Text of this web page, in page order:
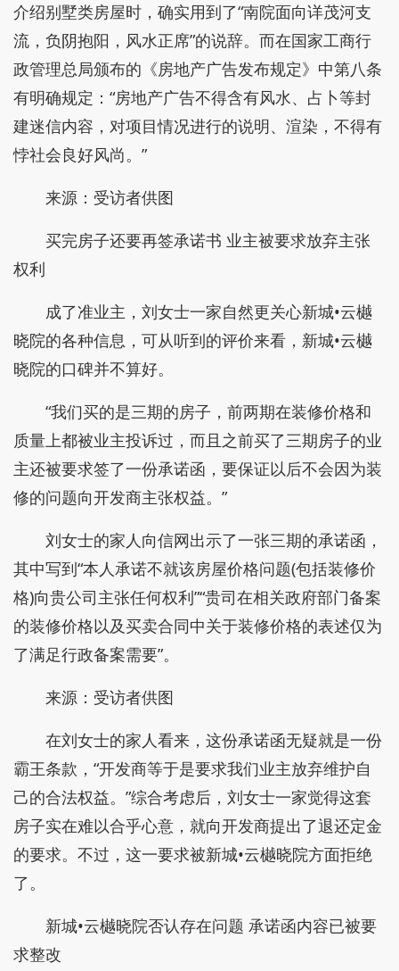
介绍别墅类房屋时，确实用到了“南院面向详茂河支
流，负阴抱阳，风水正席”的说辞。而在国家工商行
政管理总局颁布的《房地产广告发布规定》中第八条
有明确规定：“房地产广告不得含有风水、占卜等封
建迷信内容，对项目情况进行的说明、渲染，不得有
悖社会良好风尚。”
来源：受访者供图
买完房子还要再签承诺书 业主被要求放弃主张
权利
成了准业主，刘女士一家自然更关心新城•云樾
晓院的各种信息，可从听到的评价来看，新城•云樾
晓院的口碑并不算好。
“我们买的是三期的房子，前两期在装修价格和
质量上都被业主投诉过，而且之前买了三期房子的业
主还被要求签了一份承诺函，要保证以后不会因为装
修的问题向开发商主张权益。”
刘女士的家人向信网出示了一张三期的承诺函，
其中写到“本人承诺不就该房屋价格问题(包括装修价
格)向贵公司主张任何权利”“贵司在相关政府部门备案
的装修价格以及买卖合同中关于装修价格的表述仅为
了满足行政备案需要”。
来源：受访者供图
在刘女士的家人看来，这份承诺函无疑就是一份
霸王条款，“开发商等于是要求我们业主放弃维护自
己的合法权益。”综合考虑后，刘女士一家觉得这套
房子实在难以合乎心意，就向开发商提出了退还定金
的要求。不过，这一要求被新城•云樾晓院方面拒绝
了。
新城•云樾晓院否认存在问题 承诺函内容已被要
求整改